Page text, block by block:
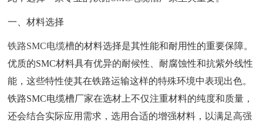
一、材料选择
铁路SMC电缆槽的材料选择是其性能和耐用性的重要保障。
优质的SMC材料具有优异的耐候性、耐腐蚀性和抗紫外线性
能，这些特性使其在铁路运输这样的特殊环境中表现出色。
铁路SMC电缆槽厂家在选材上不仅注重材料的纯度和质量，
还会结合实际应用需求，选用合适的增强材料，以满足高强